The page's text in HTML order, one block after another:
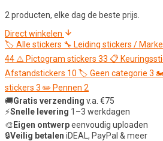
2 producten, elke dag de beste prijs.
Direct winkelen
🏷️ Alle stickers 🔧 Leiding stickers /
44 ⚠️ Pictogram stickers 33 📋
Afstandstickers 10 🏷️ Geen categorie 3
stickers 3 ✏️ Pennen 2
🚚Gratis verzending v.a. €75
⚡Snelle levering 1–3 werkdagen
🎨 Eigen ontwerpeenvoudig uploaden
🔒Veilig betalen iDEAL, PayPal & meer